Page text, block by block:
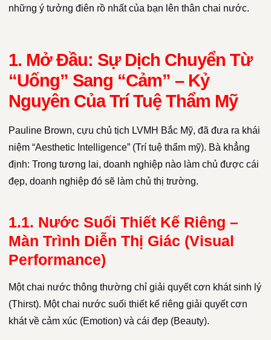
những ý tưởng điên rồ nhất của bạn lên thân chai nước.
1. Mở Đầu: Sự Dịch Chuyển Từ
“Uống” Sang “Cảm” – Kỷ
Nguyên Của Trí Tuệ Thẩm Mỹ
Pauline Brown, cựu chủ tịch LVMH Bắc Mỹ, đã đưa ra khái
niệm “Aesthetic Intelligence” (Trí tuệ thẩm mỹ). Bà khẳng
định: Trong tương lai, doanh nghiệp nào làm chủ được cái
đẹp, doanh nghiệp đó sẽ làm chủ thị trường.
1.1. Nước Suối Thiết Kế Riêng –
Màn Trình Diễn Thị Giác (Visual
Performance)
Một chai nước thông thường chỉ giải quyết cơn khát sinh lý
(Thirst). Một chai nước suối thiết kế riêng giải quyết cơn
khát về cảm xúc (Emotion) và cái đẹp (Beauty).